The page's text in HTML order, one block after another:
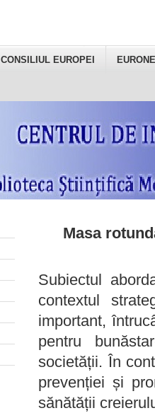
CONSILIUL EUROPEI
Masa
Subiectul
contextul
important,
pentru
societății. În
prevenției și
sănătății